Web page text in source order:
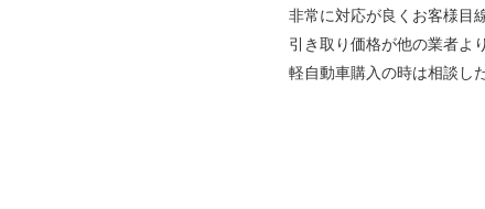
非常に対応が良くお客様目
引き取り価格が他の業者よ
軽自動車購入の時は相談した